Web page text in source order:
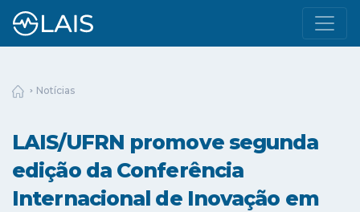
Notícias
LAIS/UFRN promove segunda
edição da Conferência
Internacional de Inovação em